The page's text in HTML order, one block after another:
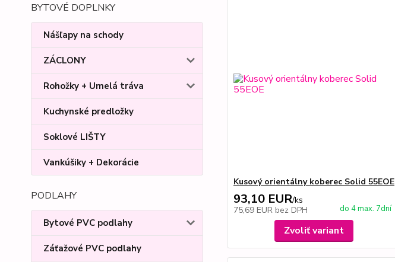
BYTOVÉ DOPLNKY
Nášľapy na schody
ZÁCLONY
Rohožky + Umelá tráva
Kuchynské predložky
Soklové LIŠTY
Vankúšiky + Dekorácie
PODLAHY
Bytové PVC podlahy
Záťažové PVC podlahy
Kusový orientálny koberec Solid 55EOE
93,10 EUR/ks
75,69 EUR bez DPH do 4 max. 7dní
Zvoliť variant